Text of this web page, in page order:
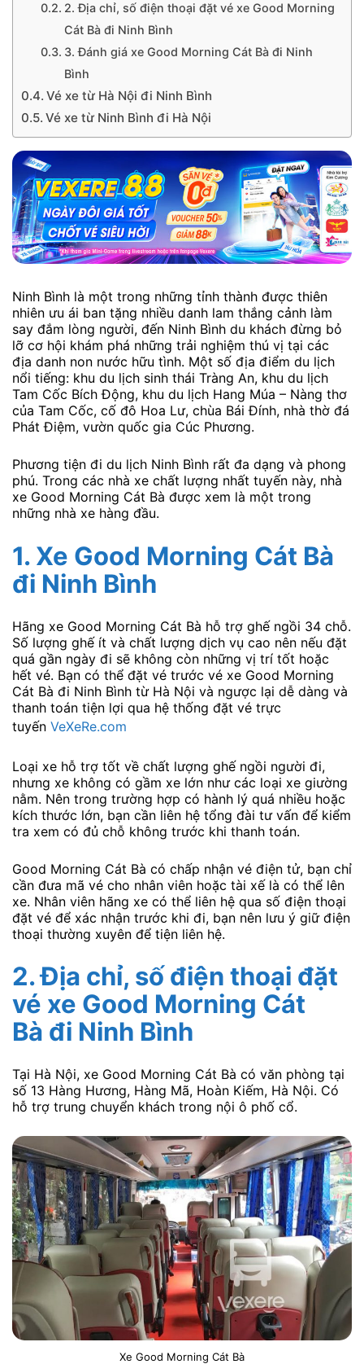
2. Địa chỉ, số điện thoại đặt vé xe Good Morning
Cát Bà đi Ninh Bình
3. Đánh giá xe Good Morning Cát Bà đi Ninh
Bình
Vé xe từ Hà Nội đi Ninh Bình
Vé xe từ Ninh Bình đi Hà Nội
Ninh Bình là một trong những tỉnh thành được thiên
nhiên ưu ái ban tặng nhiều danh lam thắng cảnh làm
say đắm lòng người, đến Ninh Bình du khách đừng bỏ
lỡ cơ hội khám phá những trải nghiệm thú vị tại các
địa danh non nước hữu tình. Một số địa điểm du lịch
nổi tiếng: khu du lịch sinh thái Tràng An, khu du lịch
Tam Cốc Bích Động, khu du lịch Hang Múa – Nàng thơ
của Tam Cốc, cố đô Hoa Lư, chùa Bái Đính, nhà thờ đá
Phát Điệm, vườn quốc gia Cúc Phương.
Phương tiện đi du lịch Ninh Bình rất đa dạng và phong
phú. Trong các nhà xe chất lượng nhất tuyến này, nhà
xe Good Morning Cát Bà được xem là một trong
những nhà xe hàng đầu.
1. Xe Good Morning Cát Bà
đi Ninh Bình
Hãng xe Good Morning Cát Bà hỗ trợ ghế ngồi 34 chỗ.
Số lượng ghế ít và chất lượng dịch vụ cao nên nếu đặt
quá gần ngày đi sẽ không còn những vị trí tốt hoặc
hết vé. Bạn có thể đặt vé trước vé xe Good Morning
Cát Bà đi Ninh Bình từ Hà Nội và ngược lại dễ dàng và
thanh toán tiện lợi qua hệ thống đặt vé trực
tuyến VeXeRe.com
Loại xe hỗ trợ tốt về chất lượng ghế ngồi người đi,
nhưng xe không có gầm xe lớn như các loại xe giường
nằm. Nên trong trường hợp có hành lý quá nhiều hoặc
kích thước lớn, bạn cần liên hệ tổng đài tư vấn để kiểm
tra xem có đủ chỗ không trước khi thanh toán.
Good Morning Cát Bà có chấp nhận vé điện tử, bạn chỉ
cần đưa mã vé cho nhân viên hoặc tài xế là có thể lên
xe. Nhân viên hãng xe có thể liên hệ qua số điện thoại
đặt vé để xác nhận trước khi đi, bạn nên lưu ý giữ điện
thoại thường xuyên để tiện liên hệ.
2.Địa chỉ, số điện thoại đặt
vé xe Good Morning Cát
Bà đi Ninh Bình
Tại Hà Nội, xe Good Morning Cát Bà có văn phòng tại
số 13 Hàng Hương, Hàng Mã, Hoàn Kiếm, Hà Nội. Có
hỗ trợ trung chuyển khách trong nội ô phố cổ.
Xe Good Morning Cát Bà